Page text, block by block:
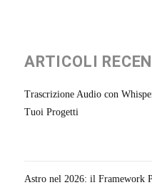
ARTICOLI
Trascrizione Audio con
Tuoi Progetti
Astro nel 2026: il Framework